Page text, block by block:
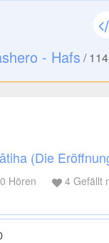
- Hafs /114
(Die
Hören 4Gefällt